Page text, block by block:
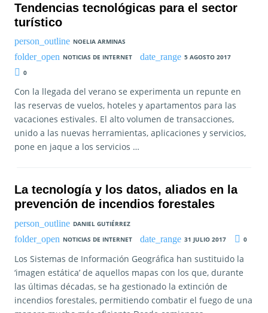
Tendencias tecnológicas para el sector
turístico
NOELIA ARMINAS
NOTICIAS DE INTERNET
5 AGOSTO 2017
0
Con la llegada del verano se experimenta un repunte en
las reservas de vuelos, hoteles y apartamentos para las
vacaciones estivales. El alto volumen de transacciones,
unido a las nuevas herramientas, aplicaciones y servicios,
pone en jaque a los servicios …
La tecnología y los datos, aliados en la
prevención de incendios forestales
DANIEL GUTIÉRREZ
NOTICIAS DE INTERNET
31 JULIO 2017 0
Los Sistemas de Información Geográfica han sustituido la
‘imagen estática’ de aquellos mapas con los que, durante
las últimas décadas, se ha gestionado la extinción de
incendios forestales, permitiendo combatir el fuego de una